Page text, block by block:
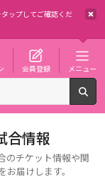
タップしてご確認くだ
会員登録 メニュー
合情報
のチケット情報や関
届けします。